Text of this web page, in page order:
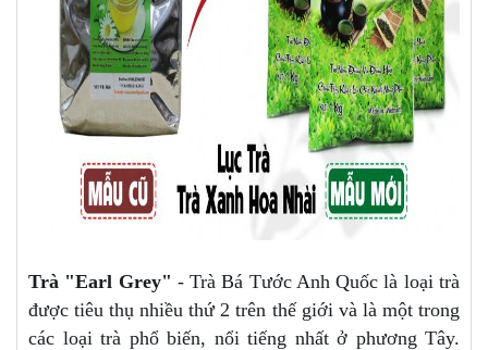
Trà "Earl Grey" - Trà Bá Tước Anh Quốc là loại trà
được tiêu thụ nhiều thứ 2 trên thế giới và là một trong
các loại trà phổ biến, nổi tiếng nhất ở phương Tây.